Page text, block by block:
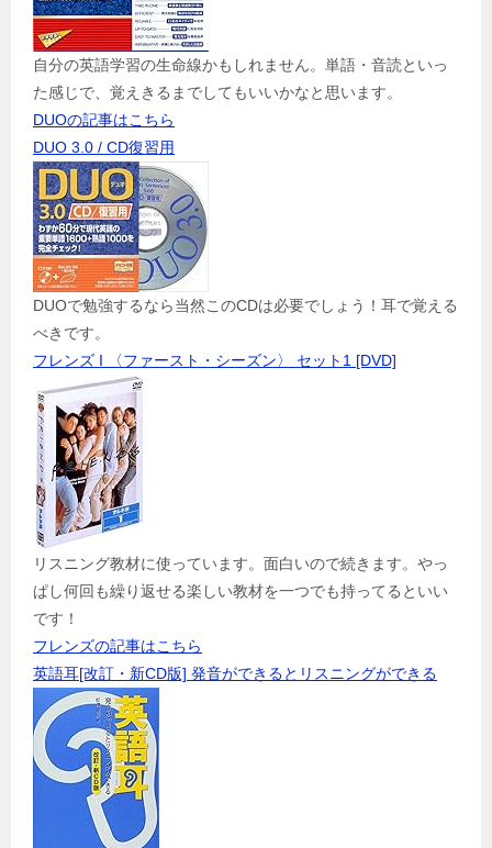
自分の英語学習の生命線かもしれません。単語・音読といっ
た感じで、覚えきるまでしてもいいかなと思います。
DUOの記事はこちら
DUO 3.0 / CD復習用
DUOで勉強するなら当然このCDは必要でしょう！耳で覚える
べきです。
フレンズ I 〈ファースト・シーズン〉 セット1 [DVD]
リスニング教材に使っています。面白いので続きます。やっ
ぱし何回も繰り返せる楽しい教材を一つでも持ってるといい
です！
フレンズの記事はこちら
英語耳[改訂・新CD版] 発音ができるとリスニングができる